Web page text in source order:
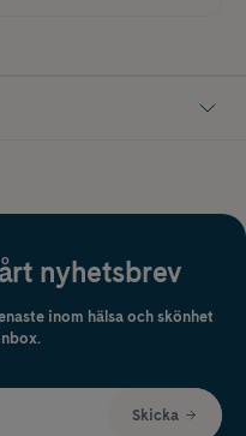
nyhetsbrev
inom hälsa och skönhet
Skicka